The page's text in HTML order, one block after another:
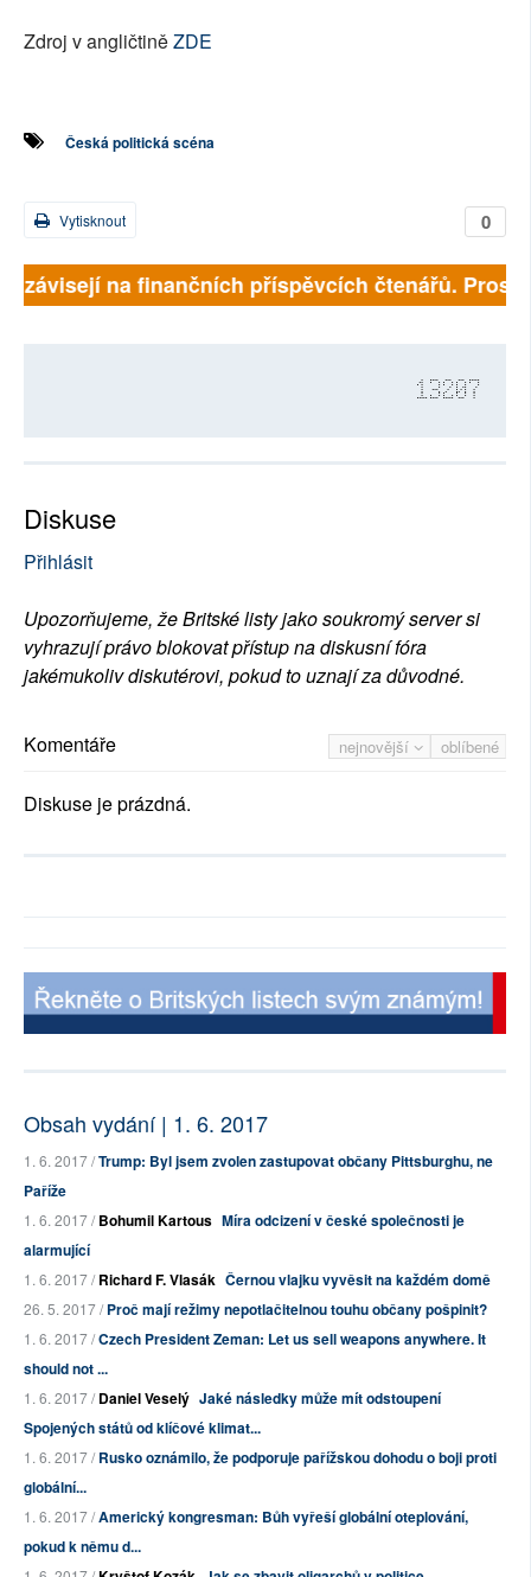
Zdroj v angličtiněZDE
Česká politická scéna
0
Vytisknout
závisejí na finančních příspěvcích čtenářů.
13207
Diskuse
Přihlásit
Upozorňujeme, že Britské listy jako soukromý server si
vyhrazují právo blokovat přístup na diskusní fóra
jakémukoliv diskutérovi, pokud to uznají za důvodné.
nejnovější oblíbené
Komentáře
Diskuse je prázdná.
Obsah vydání | 1. 6. 2017
1. 6. 2017 /Trump: Byl jsem zvolen zastupovat občany Pittsburghu, ne
Paříže
1. 6. 2017 /Bohumil Kartous Míra odcizení v české společnosti je
alarmující
1. 6. 2017 /Richard F. Vlasák Černou vlajku vyvěsit na každém domě
26. 5. 2017 /Proč mají režimy nepotlačitelnou touhu občany pošpinit?
1. 6. 2017 /Czech President Zeman: Let us sell weapons anywhere. It
should not ...
1. 6. 2017 /Daniel Veselý Jaké následky může mít odstoupení
Spojených států od klíčové klimat...
1. 6. 2017 /Rusko oznámilo, že podporuje pařížskou dohodu o boji proti
globální...
1. 6. 2017 /Americký kongresman: Bůh vyřeší globální oteplování,
pokud k němu d...